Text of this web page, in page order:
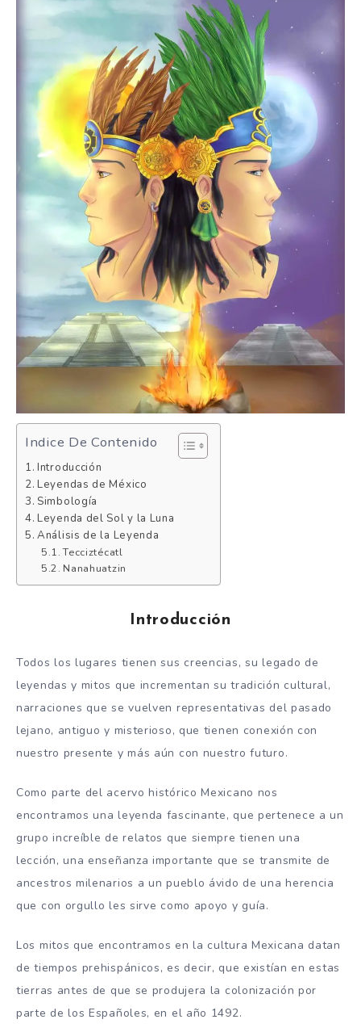
Indice De Contenido
Introducción
Leyendas de México
Simbología
Leyenda del Sol y la Luna
Análisis de la Leyenda
Tecciztécatl
Nanahuatzin
Introducción
Todos los lugares tienen sus creencias, su legado de
leyendas y mitos que incrementan su tradición cultural,
narraciones que se vuelven representativas del pasado
lejano, antiguo y misterioso, que tienen conexión con
nuestro presente y más aún con nuestro futuro.
Como parte del acervo histórico Mexicano nos
encontramos una leyenda fascinante, que pertenece a un
grupo increíble de relatos que siempre tienen una
lección, una enseñanza importante que se transmite de
ancestros milenarios a un pueblo ávido de una herencia
que con orgullo les sirve como apoyo y guía.
Los mitos que encontramos en la cultura Mexicana datan
de tiempos prehispánicos, es decir, que existían en estas
tierras antes de que se produjera la colonización por
parte de los Españoles, en el año 1492.